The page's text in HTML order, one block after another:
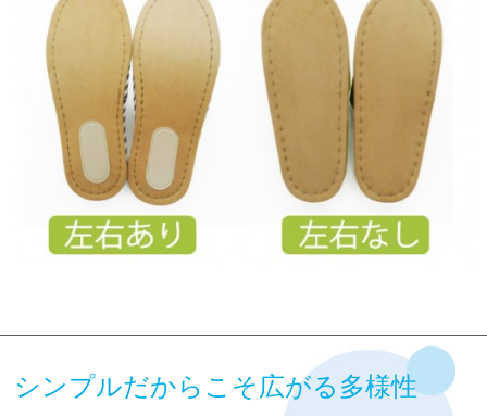
シンプルだからこそ広がる多様性